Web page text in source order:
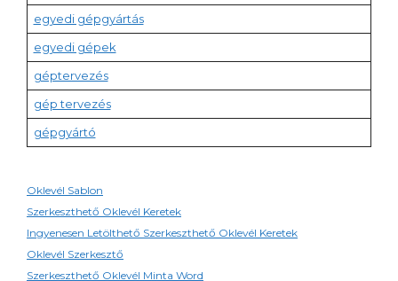
egyedi gépgyártás
egyedi gépek
géptervezés
gép tervezés
gépgyártó
Oklevél Sablon
Szerkeszthető Oklevél Keretek
Ingyenesen Letölthető Szerkeszthető Oklevél Keretek
Oklevél Szerkesztő
Szerkeszthető Oklevél Minta Word